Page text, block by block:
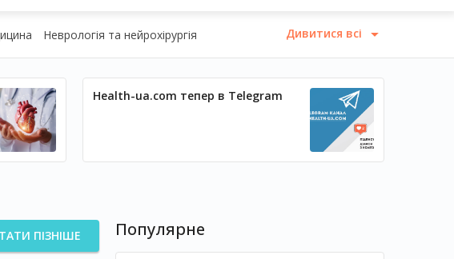
Неврологія та нейрохірургія Дивитися всі
Health-ua.com тепер в Telegram
ПІЗНІШЕ Популярне